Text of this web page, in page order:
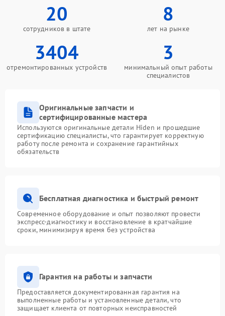
20
сотрудников в штате
8
лет на рынке
3404
отремонтированных устройств
3
минимальный опыт работы
специалистов
Оригинальные запчасти и
сертифицированные мастера
Используются оригинальные детали Hiden и прошедшие
сертификацию специалисты, что гарантирует корректную
работу после ремонта и сохранение гарантийных
обязательств
Бесплатная диагностика и быстрый ремонт
Современное оборудование и опыт позволяют провести
экспресс-диагностику и восстановление в кратчайшие
сроки, минимизируя время без устройства
Гарантия на работы и запчасти
Предоставляется документированная гарантия на
выполненные работы и установленные детали, что
защищает клиента от повторных неисправностей